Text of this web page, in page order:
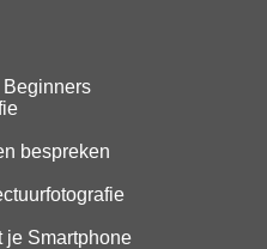
bespreken
je Smartphone